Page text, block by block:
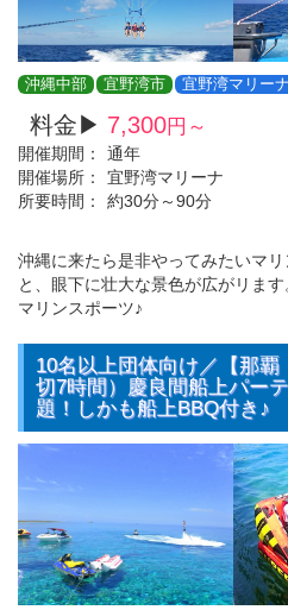
沖縄中部 宜野湾市 宜野湾マリーナ
料金▶ 7,300円～
開催期間：
通年
開催場所：
宜野湾マリーナ
所要時間：
約30分～90分
沖縄に来たら是非やってみたいマ
と、眼下に壮大な景色が広がリま
マリンスポーツ♪
10名以上団体向け／【那
切7時間）慶良間船上パー
題！しかも船上BBQ付き♪